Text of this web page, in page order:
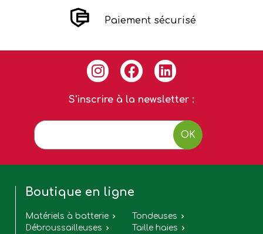
Paiement sécurisé
S'inscrire à la newsletter :
OK
Boutique en ligne
Matériels à batterie  Tondeuses 
Débroussailleuses  Taille haies 